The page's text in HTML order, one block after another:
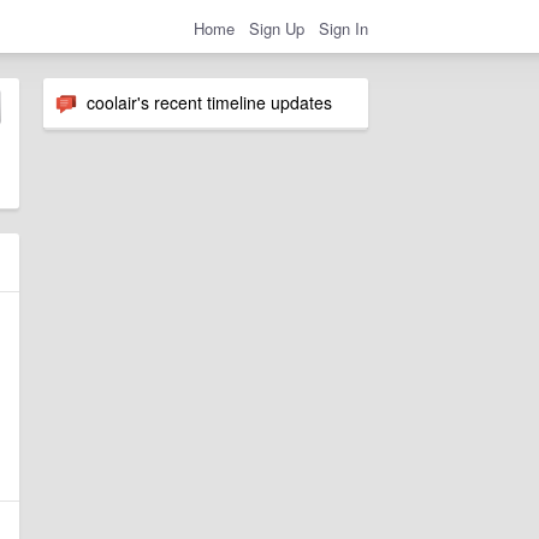
Home Sign Up Sign In
coolair's recent timeline updates